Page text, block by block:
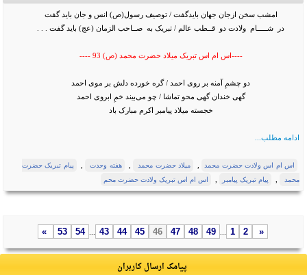
امشب سخن ازجان جهان بایدگفت / توصیف رسول(ص) انس و جان باید گفت
در شـــــام ولادت دو قــطب عالم / تبریک به صــاحب الزمان (عج) باید گفت . . .
----اس ام اس تبریک میلاد حضرت محمد (ص) 93 ----
دو چشمِ آمنه بر روی احمد / گره خورده دلش بر موی احمد
گهی خندان گهی محو تماشا / چو می‌بیند خمِ ابروی احمد
خجسته میلاد پیامبر اکرم مبارک باد
ادامه مطلب...
اس ام اس ولادت حضرت محمد میلاد حضرت محمد هفته وحدت
پیام تبریک حضرت
محمد
پیام تبریک پیامبر اس ام اس تبریک ولادت حضرت محم
«
1 2
43 44 45 46 47 48 49
53 54
»
پیامک ارسال کاربران